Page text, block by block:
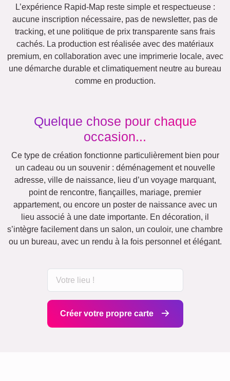
L’expérience Rapid-Map reste simple et respectueuse :
aucune inscription nécessaire, pas de newsletter, pas de
tracking, et une politique de prix transparente sans frais
cachés. La production est réalisée avec des matériaux
premium, en collaboration avec une imprimerie locale, avec
une démarche durable et climatiquement neutre au bureau
comme en production.
Quelque chose pour chaque
occasion...
Ce type de création fonctionne particulièrement bien pour
un cadeau ou un souvenir : déménagement et nouvelle
adresse, ville de naissance, lieu d’un voyage marquant,
point de rencontre, fiançailles, mariage, premier
appartement, ou encore un poster de naissance avec un
lieu associé à une date importante. En décoration, il
s’intègre facilement dans un salon, un couloir, une chambre
ou un bureau, avec un rendu à la fois personnel et élégant.
Créer votre propre carte